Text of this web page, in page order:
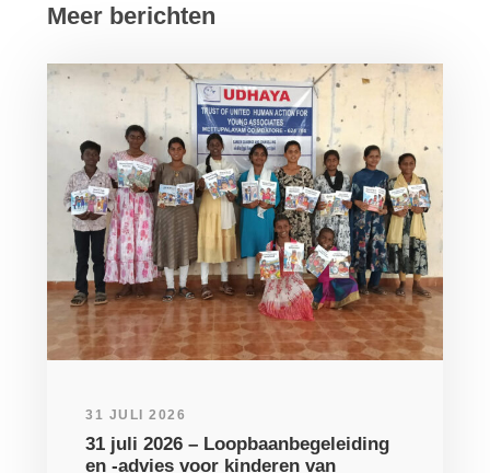
Meer berichten
31 JULI 2026
31 juli 2026 – Loopbaanbegeleiding
en -advies voor kinderen van